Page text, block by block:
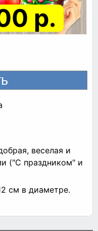
р.
веселая и
("С праздником" и
см в диаметре.